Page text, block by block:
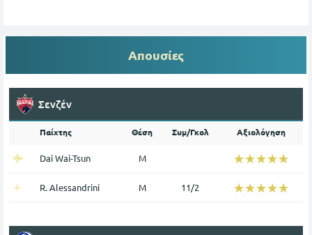
Απουσίες
Σενζέν
Παίχτης Θέση Συμ/Γκολ Αξιολόγηση
Dai Wai-Tsun Μ ☆☆☆☆☆
★★★★★
R. Alessandrini Μ 11/2 ☆☆☆☆☆
★★★★★